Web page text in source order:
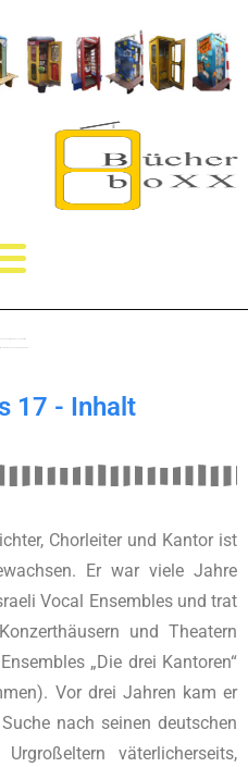
17 - Inhalt
Chorleiter und Kantor ist
Er war viele Jahre
Vocal Ensembles und trat
und Theatern
„Die drei Kantoren“
Vor drei Jahren kam er
nach seinen deutschen
väterlicherseits,